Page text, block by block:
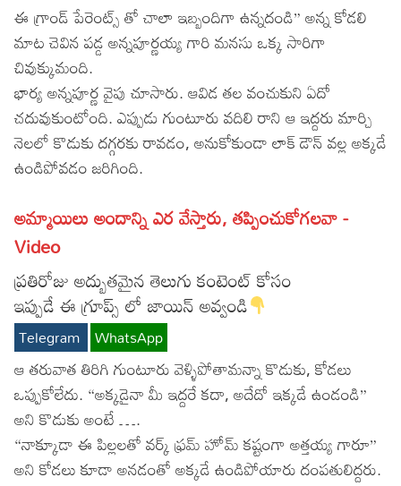
Facts
Devotional
Christianity
Hinduism
Hindi
Lyrics in Hindi – Devotional Songs
Lyrics in Hindi – Movie Songs
Tamil
Lyrics in Tamil – Devotional Songs
Lyrics in Tamil – Movie Songs
Kannada
Lyrics in Kannada – Movie Songs
ఈ గ్రాండ్ పేరెంట్స్ తో చాలా ఇబ్బందిగా ఉన్నదండి” అన్న కోడలి
మాట చెవిన పడ్డ అన్నపూర్ణయ్య గారి మనసు ఒక్క సారిగా
చివుక్కుమంది.
భార్య అన్నపూర్ణ వైపు చూసారు. ఆవిడ తల వంచుకుని ఏదో
చదువుకుంటోంది. ఎప్పుడు గుంటూరు వదిలి రాని ఆ ఇద్దరు మార్చి
నెలలో కొడుకు దగ్గరకు రావడం, అనుకోకుండా లాక్ డౌన్ వల్ల అక్కడే
ఉండిపోవడం జరిగింది.
అమ్మాయిలు అందాన్ని ఎర వేస్తారు, తప్పించుకోగలవా -
Video
ప్రతిరోజు అద్బుతమైన తెలుగు కంటెంట్ కోసం
ఇప్పుడే ఈ గ్రూప్స్ లో జాయిన్ అవ్వండి
Telegram WhatsApp
ఆ తరువాత తిరిగి గుంటూరు వెళ్ళిపోతామన్నా కొడుకు, కోడలు
ఒప్పుకోలేదు. “అక్కడైనా మీ ఇద్దరే కదా, అదేదో ఇక్కడే ఉండండి”
అని కొడుకు అంటే ….
“నాక్కూడా ఈ పిల్లలతో వర్క్ ఫ్రమ్ హోమ్ కష్టంగా అత్తయ్య గారూ”
అని కోడలు కూడా అనడంతో అక్కడే ఉండిపోయారు దంపతులిద్దరు.